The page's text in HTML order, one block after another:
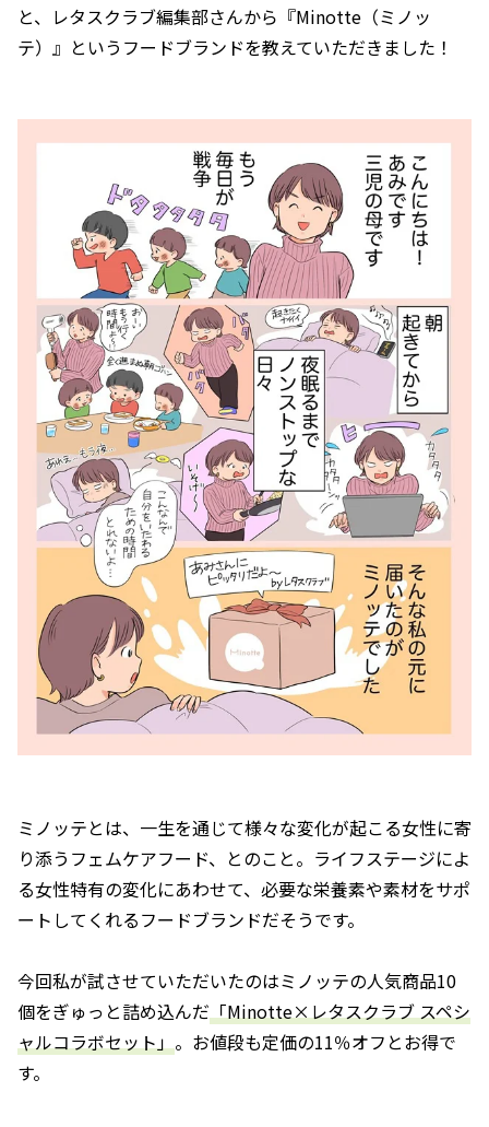
と、レタスクラブ編集部さんから『Minotte（ミノッ
テ）』というフードブランドを教えていただきました！
ミノッテとは、一生を通じて様々な変化が起こる女性に寄
り添うフェムケアフード、とのこと。ライフステージによ
る女性特有の変化にあわせて、必要な栄養素や素材をサポ
ートしてくれるフードブランドだそうです。
今回私が試させていただいたのはミノッテの人気商品10
個をぎゅっと詰め込んだ「Minotte×レタスクラブ スペシ
ャルコラボセット」。お値段も定価の11％オフとお得で
す。